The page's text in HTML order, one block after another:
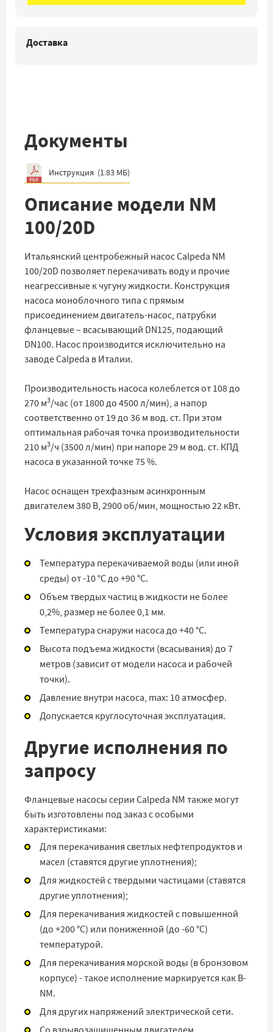
Доставка
Документы
Инструкция (1.83 МБ)
Описание модели NM
100/20D
Итальянский центробежный насос Calpeda NM
100/20D позволяет перекачивать воду и прочие
неагрессивные к чугуну жидкости. Конструкция
насоса моноблочного типа с прямым
присоединением двигатель-насос, патрубки
фланцевые – всасывающий DN125, подающий
DN100. Насос производится исключительно на
заводе Calpeda в Италии.
Производительность насоса колеблется от 108 до
270 м3/час (от 1800 до 4500 л/мин), а напор
соответственно от 19 до 36 м вод. ст. При этом
оптимальная рабочая точка производительности
210 м3/ч (3500 л/мин) при напоре 29 м вод. ст. КПД
насоса в указанной точке 75 %.
Насос оснащен трехфазным асинхронным
двигателем 380 В, 2900 об/мин, мощностью 22 кВт.
Условия эксплуатации
Температура перекачиваемой воды (или иной
среды) от -10 °C до +90 °C.
Объем твердых частиц в жидкости не более
0,2%, размер не более 0,1 мм.
Температура снаружи насоса до +40 °C.
Высота подъема жидкости (всасывания) до 7
метров (зависит от модели насоса и рабочей
точки).
Давление внутри насоса, max: 10 атмосфер.
Допускается круглосуточная эксплуатация.
Другие исполнения по
запросу
Фланцевые насосы серии Calpeda NM также могут
быть изготовлены под заказ с особыми
характеристиками:
Для перекачивания светлых нефтепродуктов и
масел (ставятся другие уплотнения);
Для жидкостей с твердыми частицами (ставятся
другие уплотнения);
Для перекачивания жидкостей с повышенной
(до +200 °C) или пониженной (до -60 °C)
температурой.
Для перекачивания морской воды (в бронзовом
корпусе) - такое исполнение маркируется как B-
NM.
Для других напряжений электрической сети.